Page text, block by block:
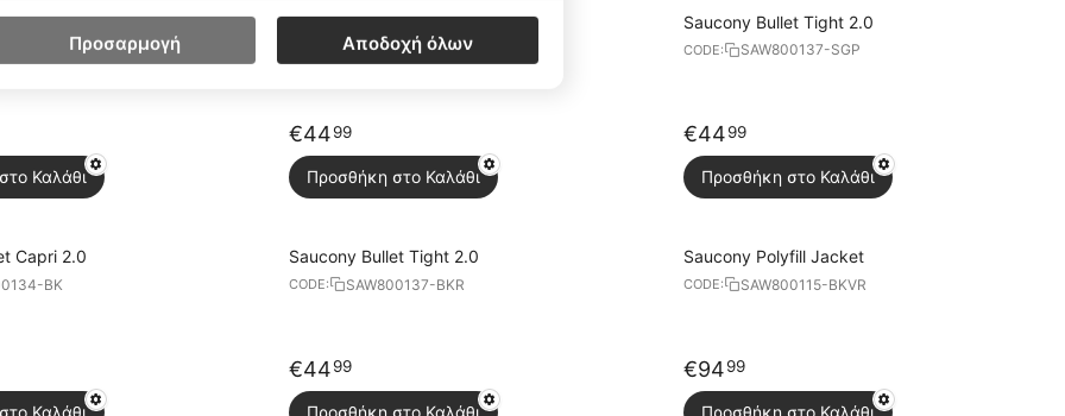
Short Sleeve
HB
Καλάθι
Saucony Bullet Tight 2.0
SAW800137-VS
€4499
Προσθήκη στο Καλάθι
Saucony Bullet Tight 2.0
CODE: SAW800137-SGP
€4499
Προσθήκη στο Καλάθι
Capri 2.0
BK
Καλάθι
Saucony Bullet Tight 2.0
CODE: SAW800137-BKR
€4499
Προσθήκη στο Καλάθι
Saucony Polyfill Jacket
CODE: SAW800115-BKVR
€9499
Προσθήκη στο Καλάθι
Προσαρμογή Αποδοχή όλων